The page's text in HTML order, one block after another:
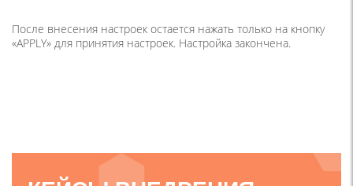
После внесения настроек остается нажать только на кнопку
«APPLY» для принятия настроек. Настройка закончена.